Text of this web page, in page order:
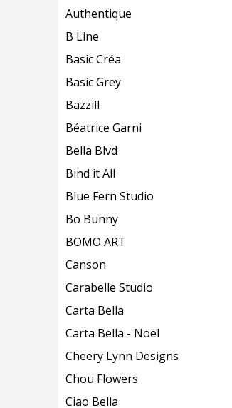
Authentique
B Line
Basic Créa
Basic Grey
Bazzill
Béatrice Garni
Bella Blvd
Bind it All
Blue Fern Studio
Bo Bunny
BOMO ART
Canson
Carabelle Studio
Carta Bella
Carta Bella - Noël
Cheery Lynn Designs
Chou Flowers
Ciao Bella